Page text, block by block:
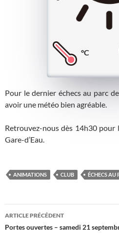
°C
Pour le dernier échecs au parc
avoir une météo bien agréable.
Retrouvez-nous dès 14h30 pour
Gare-d’Eau.
ANIMATIONS CLUB ÉCHECS AU
Navigation
des
ARTICLE PRÉCÉDENT
Portes ouvertes – samedi 21